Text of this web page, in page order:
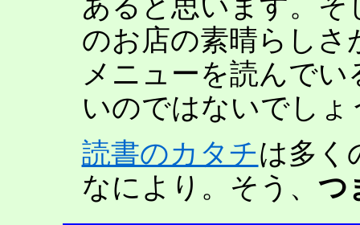
あると思います。
のお店の素晴らし
メニューを読んで
いのではないでしょ
読書のカタチは多く
なにより。そう、 つ